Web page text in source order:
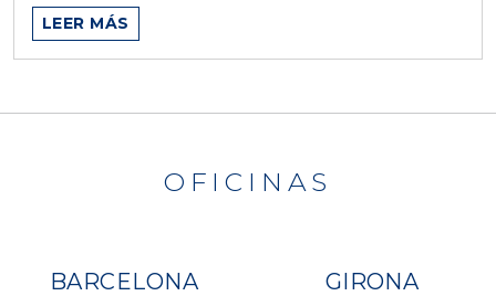
LEER MÁS
OFICINAS
BARCELONA GIRONA